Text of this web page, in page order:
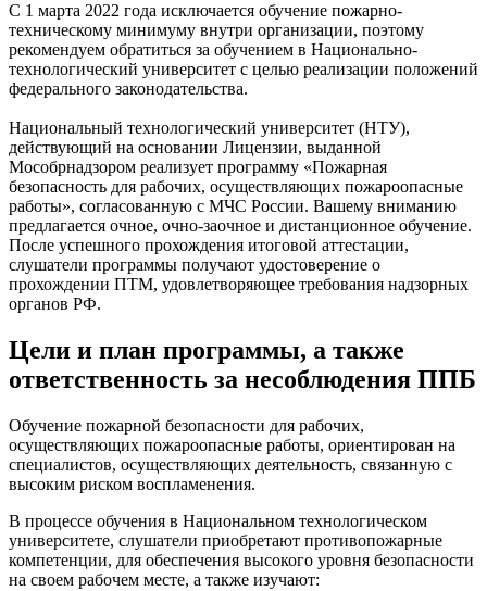
С 1 марта 2022 года исключается обучение пожарно-
техническому минимуму внутри организации, поэтому
рекомендуем обратиться за обучением в Национально-
технологический университет с целью реализации положений
федерального законодательства.
Национальный технологический университет (НТУ),
действующий на основании Лицензии, выданной
Мособрнадзором реализует программу «Пожарная
безопасность для рабочих, осуществляющих пожароопасные
работы», согласованную с МЧС России. Вашему вниманию
предлагается очное, очно-заочное и дистанционное обучение.
После успешного прохождения итоговой аттестации,
слушатели программы получают удостоверение о
прохождении ПТМ, удовлетворяющее требования надзорных
органов РФ.
Цели и план программы, а также
ответственность за несоблюдения ППБ
Обучение пожарной безопасности для рабочих,
осуществляющих пожароопасные работы, ориентирован на
специалистов, осуществляющих деятельность, связанную с
высоким риском воспламенения.
В процессе обучения в Национальном технологическом
университете, слушатели приобретают противопожарные
компетенции, для обеспечения высокого уровня безопасности
на своем рабочем месте, а также изучают: